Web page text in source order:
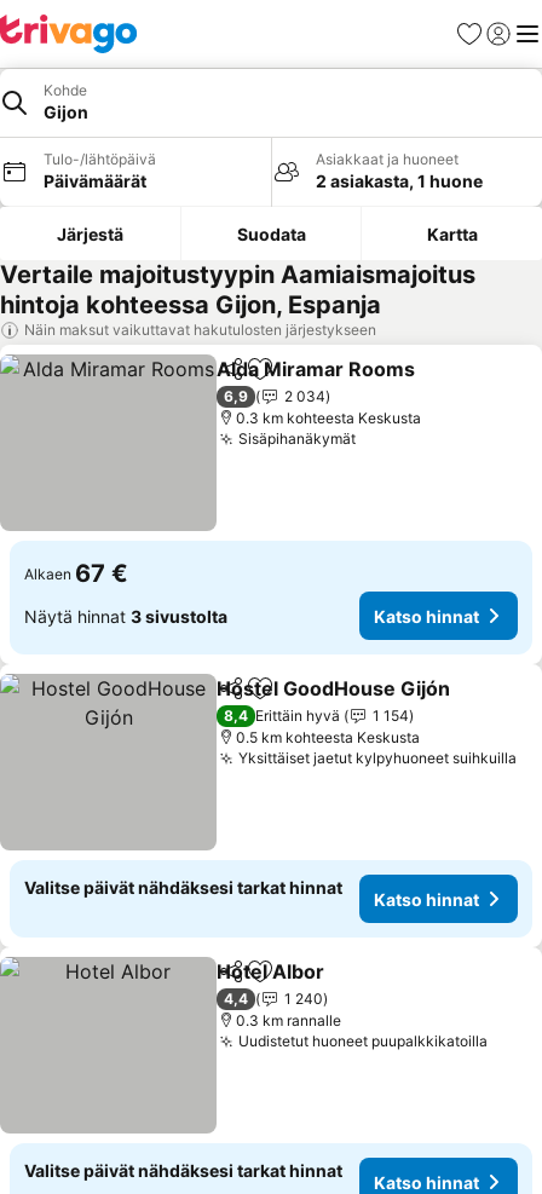
Suosikit
Kohde
Gijon
Tulo-/lähtöpäivä
Päivämäärät
Asiakkaat ja huoneet
2 asiakasta, 1 huone
Järjestä Suodata Kartta
Vertaile majoitustyypin Aamiaismajoitus
hintoja kohteessa Gijon, Espanja
Näin maksut vaikuttavat hakutulosten järjestykseen
Jaa Lisää suosikkeihin
Alda Miramar Rooms
6,9
2 034
0.3 km kohteesta Keskusta
SisäpihanäkymätKatso hinnat
Alkaen 67 €
Näytä hinnat 3 sivustolta Katso hinnat
Jaa Lisää suosikkeihin
Hostel GoodHouse Gijón
8,4 Erittäin hyvä
1 154
0.5 km kohteesta Keskusta
Yksittäiset jaetut kylpyhuoneet suihkuilla
Valitse päivät nähdäksesi tarkat hinnat
Katso hinnat
Jaa Lisää suosikkeihin
Hotel Albor
4,4
1 240
0.3 km rannalle
Uudistetut huoneet puupalkkikatoilla
Valitse päivät nähdäksesi tarkat hinnat
Katso hinnat